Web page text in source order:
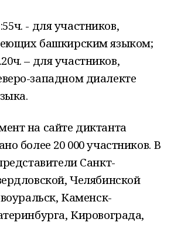
- для участников,
башкирским языком;
– для участников,
западном диалекте
на сайте диктанта
более 20 000 участников. В
Санкт-
Челябинской
Каменск-
Кировограда,